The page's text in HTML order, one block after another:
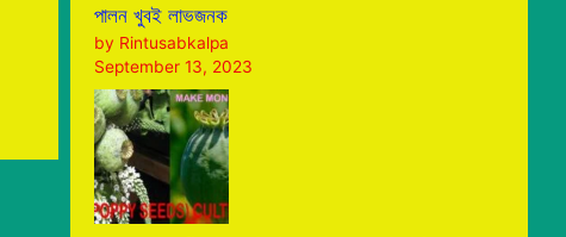
পালন খুবই লাভজনক
by Rintusabkalpa
September 13, 2023